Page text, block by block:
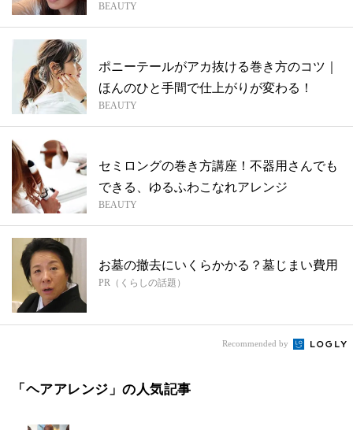
法
BEAUTY
ポニーテールがアカ抜ける巻き方のコツ｜
ほんのひと手間で仕上がりが変わる！
BEAUTY
セミロングの巻き方講座！不器用さんでも
できる、ゆるふわこなれアレンジ
BEAUTY
お墓の撤去にいくらかかる？墓じまい費用
PR（くらしの話題）
Recommended by
「ヘアアレンジ」の人気記事